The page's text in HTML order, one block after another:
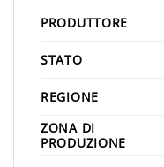
PRODUTTORE
STATO
REGIONE
ZONA DI
PRODUZIONE